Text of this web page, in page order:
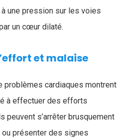
une pression sur les voies
un cœur dilaté.
et malaise
problèmes cardiaques montrent
à effectuer des efforts
peuvent s’arrêter brusquement
ou présenter des signes